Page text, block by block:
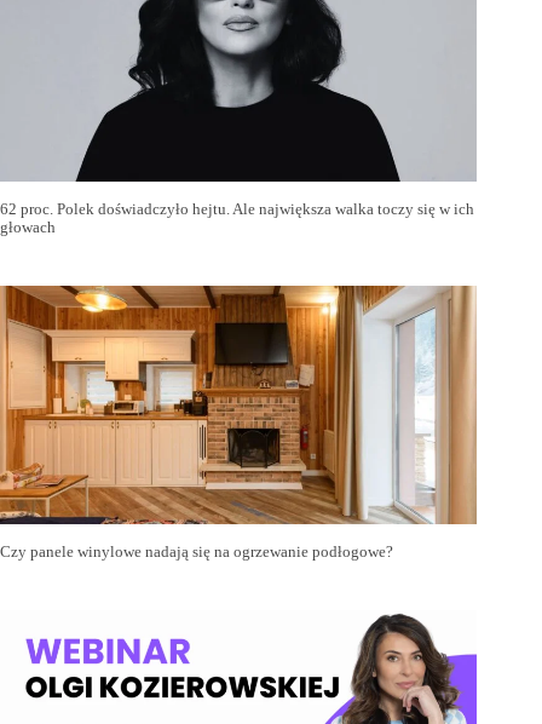
62 proc. Polek doświadczyło hejtu. Ale największa walka toczy się w ich
głowach
Czy panele winylowe nadają się na ogrzewanie podłogowe?